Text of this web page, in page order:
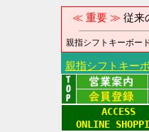
≪ 重要 ≫ 従来
親指シフトキーボー
親指シフトキー
ACCESS
ONLINE